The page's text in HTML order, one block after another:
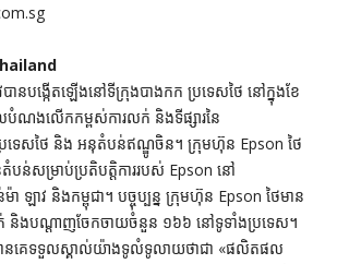
ានបង្កើតឡើងនៅទីក្រុងបាងកក ប្រទេសថៃ នៅក្នុងខែ
បំណងលើកកម្ពស់ការលក់ និងទីផ្សារនៃ
េសថៃ និង អនុតំបន់ឥណ្ឌូចិន។ ក្រុមហ៊ុន Epson ថៃ
បន់សម្រាប់ប្រតិបត្តិការរបស់ Epson នៅ
ឡាវ និងកម្ពុជា។ បច្ចុប្បន្ន ក្រុមហ៊ុន Epson ថៃមាន
ងបណ្តាញចែកចាយចំនួន ១៦៦ នៅទូទាំងប្រទេស។
គេទទួលស្គាល់យ៉ាងទូលំទូលាយថាជា «ផលិតផល